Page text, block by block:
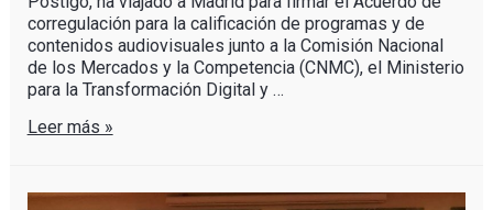
corregulación para la calificación de programas y de
contenidos audiovisuales junto a la Comisión Nacional
de los Mercados y la Competencia (CNMC), el Ministerio
para la Transformación Digital y …
Leer más »